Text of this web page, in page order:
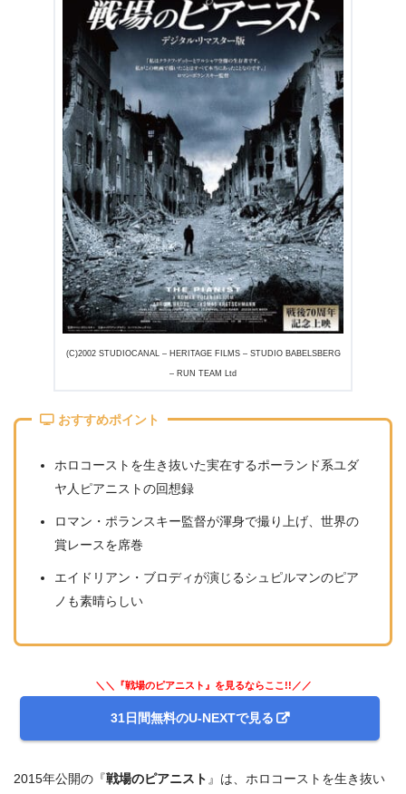
(C)2002 STUDIOCANAL – HERITAGE FILMS – STUDIO BABELSBERG
– RUN TEAM Ltd
おすすめポイント
ホロコーストを生き抜いた実在するポーランド系ユダ
ヤ人ピアニストの回想録
ロマン・ポランスキー監督が渾身で撮り上げ、世界の
賞レースを席巻
エイドリアン・ブロディが演じるシュピルマンのピア
ノも素晴らしい
＼＼『戦場のピアニスト』を見るならここ!!／／
31日間無料のU-NEXTで見る
2015年公開の『戦場のピアニスト 』は、ホロコーストを生き抜い